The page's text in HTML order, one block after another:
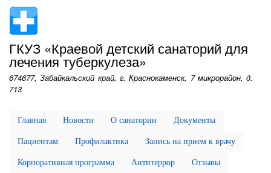
содержанию
ГКУЗ «Краевой детский санаторий для
лечения туберкулеза»
674677, Забайкальский край, г. Краснокаменск, 7 микрорайон, д.
713
Главная Новости О санатории
Документы
Пациентам
Профилактика
Запись на прием к врачу
Корпоративная программа
Антитеррор
Отзывы